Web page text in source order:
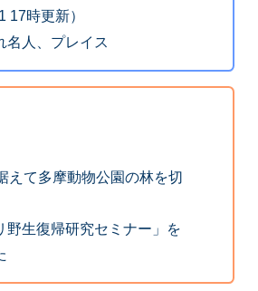
17時更新）
名人、プレイス
えて多摩動物公園の林を切
野生復帰研究セミナー」を